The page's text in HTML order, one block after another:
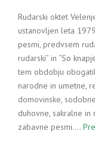
Rudarski oktet
ustanovljen leta
pesmi, predvsem
rudarski” in “So
tem obdobju
narodne in umetne,
domovinske,
duhovne, sakralne
zabavne pesmi.…